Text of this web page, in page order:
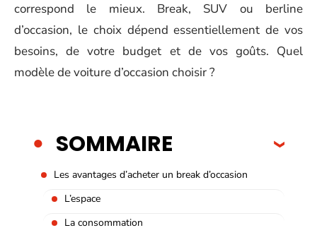
correspond le mieux. Break, SUV ou berline
d’occasion, le choix dépend essentiellement de vos
besoins, de votre budget et de vos goûts. Quel
modèle de voiture d’occasion choisir ?
SOMMAIRE
Les avantages d’acheter un break d’occasion
L’espace
La consommation